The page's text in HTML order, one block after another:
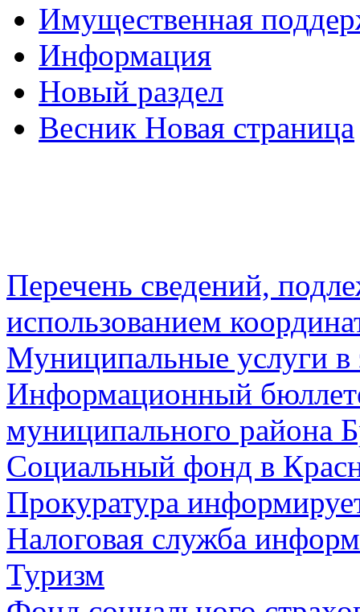
Имущественная
Информация
Новый раздел
Весник Новая страница
Перечень сведений,
использованием
Муниципальные услуги в
Информационный
муниципального района
Социальный фонд в
Прокуратура
Налоговая служба
Туризм